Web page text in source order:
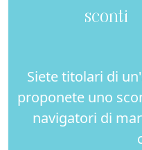
sconti
Siete titolari di
proponete uno
navigatori di